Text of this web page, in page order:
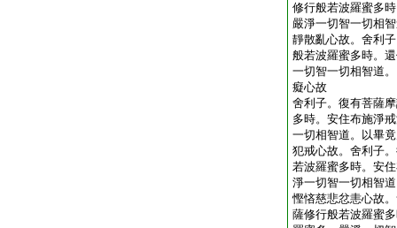
修行般若波羅蜜多
嚴淨一切智一切相
靜散亂心故。舍利
般若波羅蜜多時。
一切智一切相智道
癡心故
舍利子。復有菩薩
多時。安住布施淨
一切相智道。以畢
犯戒心故。舍利子
若波羅蜜多時。安
淨一切智一切相智
慳悋慈悲忿恚心故
薩修行般若波羅蜜